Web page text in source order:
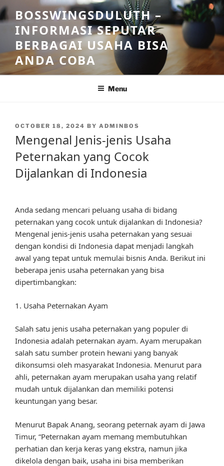
Skip
to
content
BOSSWINGSDULUTH –
INFORMASI SEPUTAR
BERBAGAI USAHA BISA
ANDA COBA
Menu
POSTED
OCTOBER 18, 2024 BY ADMINBOS
Mengenal Jenis-jenis Usaha
Peternakan yang Cocok
Dijalankan di Indonesia
Anda sedang mencari peluang usaha di bidang
peternakan yang cocok untuk dijalankan di Indonesia?
Mengenal jenis-jenis usaha peternakan yang sesuai
dengan kondisi di Indonesia dapat menjadi langkah
awal yang tepat untuk memulai bisnis Anda. Berikut ini
beberapa jenis usaha peternakan yang bisa
dipertimbangkan:
1. Usaha Peternakan Ayam
Salah satu jenis usaha peternakan yang populer di
Indonesia adalah peternakan ayam. Ayam merupakan
salah satu sumber protein hewani yang banyak
dikonsumsi oleh masyarakat Indonesia. Menurut para
ahli, peternakan ayam merupakan usaha yang relatif
mudah untuk dijalankan dan memiliki potensi
keuntungan yang besar.
Menurut Bapak Anang, seorang peternak ayam di Jawa
Timur, “Peternakan ayam memang membutuhkan
perhatian dan kerja keras yang ekstra, namun jika
dikelola dengan baik, usaha ini bisa memberikan